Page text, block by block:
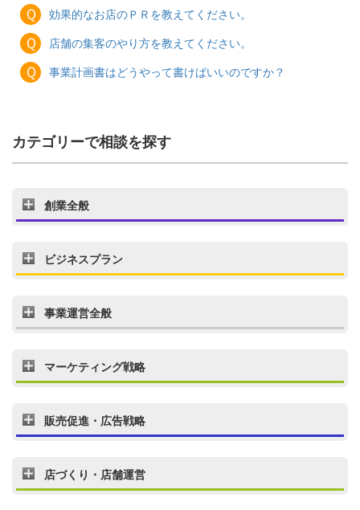
Ｑ 効果的なお店のＰＲを教えてください。
Ｑ 店舗の集客のやり方を教えてください。
Ｑ 事業計画書はどうやって書けばいいのですか？
カテゴリーで相談を探す
創業全般
ビジネスプラン
事業運営全般
マーケティング戦略
販売促進・広告戦略
店づくり・店舗運営